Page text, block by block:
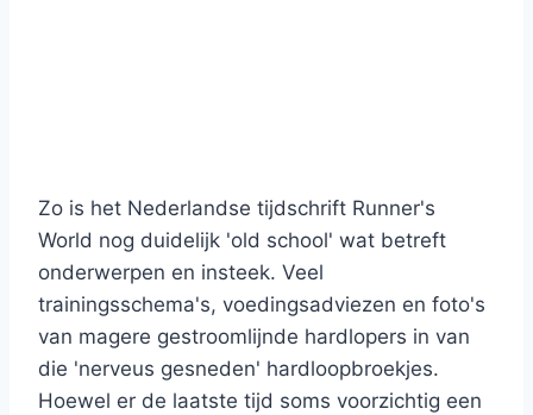
Zo is het Nederlandse tijdschrift Runner's
World nog duidelijk 'old school' wat betreft
onderwerpen en insteek. Veel
trainingsschema's, voedingsadviezen en foto's
van magere gestroomlijnde hardlopers in van
die 'nerveus gesneden' hardloopbroekjes.
Hoewel er de laatste tijd soms voorzichtig een